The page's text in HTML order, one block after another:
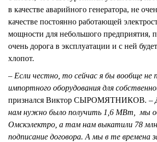
в качестве аварийного генератора, не
качестве постоянно работающей
мощности для небольшого предприятия,
очень дорога в эксплуатации и с ней
хлопот.
– Если честно, то сейчас я бы вообще не
импортного оборудования для
признался Виктор СЫРОМЯТНИКОВ. –
нам нужно было получить 1,6 МВт, мы
Омскэлектро, а там нам выкатили 78 млн
подписание договора. А мы в те времена